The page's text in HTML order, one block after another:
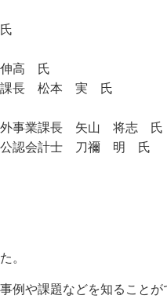
伸高 氏
画課長 松本 実 氏
外事業課長 矢山 将志 氏
公認会計士 刀禰 明 氏
。
例や課題などを知ることが